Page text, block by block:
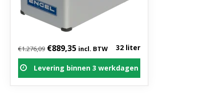
32 liter
€1.276,09 Oorspronkelijke prijs was: €1.276,09.
€889,35Huidige prijs is: €889,35.
incl. BTW
Levering binnen 3 werkdagen